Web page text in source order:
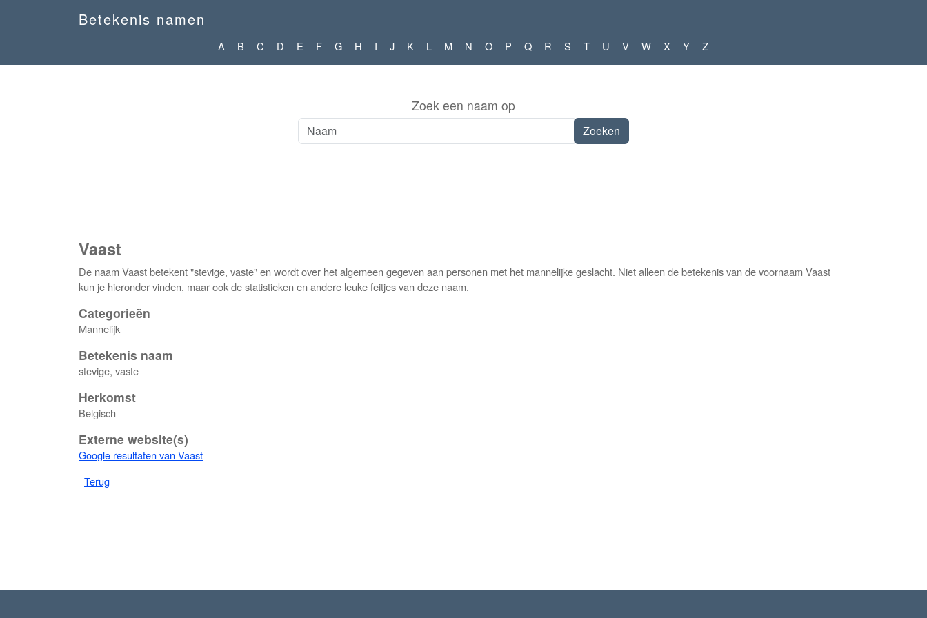
Betekenis namen
A B C D E F G H I J K L M N O P Q R S T U V W X Y Z
Zoek een naam op
Vaast
De naam Vaast betekent "stevige, vaste" en wordt over het algemeen gegeven aan personen met het mannelijke geslacht. Niet alleen de betekenis van de voornaam Vaast
kun je hieronder vinden, maar ook de statistieken en andere leuke feitjes van deze naam.
Categorieën
Mannelijk
Betekenis naam
stevige, vaste
Herkomst
Belgisch
Externe website(s)
Google resultaten van Vaast
Terug